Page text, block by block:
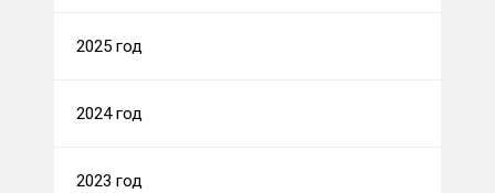
2025 год
2024 год
2023 год